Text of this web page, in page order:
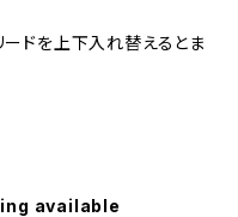
ードを上下入れ替えるとま
available